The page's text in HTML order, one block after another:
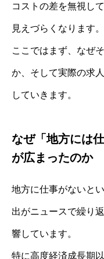
コストの差を無視し
見えづらくなります。
ここではまず、なぜ
か、そして実際の求
していきます。
なぜ「地方には
が広まったのか
地方に仕事がないと
出がニュースで繰り
響しています。
特に高度経済成長期